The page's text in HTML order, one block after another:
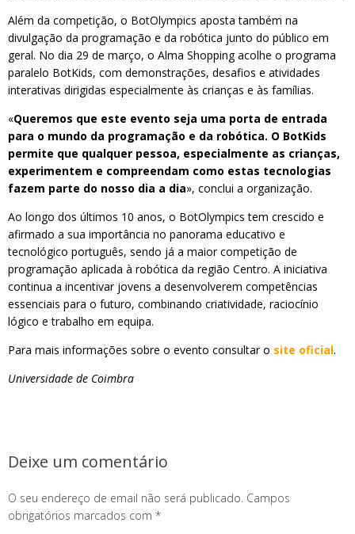
Além da competição, o BotOlympics aposta também na
divulgação da programação e da robótica junto do público em
geral. No dia 29 de março, o Alma Shopping acolhe o programa
paralelo BotKids, com demonstrações, desafios e atividades
interativas dirigidas especialmente às crianças e às famílias.
«Queremos que este evento seja uma porta de entrada
para o mundo da programação e da robótica. O BotKids
permite que qualquer pessoa, especialmente as crianças,
experimentem e compreendam como estas tecnologias
fazem parte do nosso dia a dia», conclui a organização.
Ao longo dos últimos 10 anos, o BotOlympics tem crescido e
afirmado a sua importância no panorama educativo e
tecnológico português, sendo já a maior competição de
programação aplicada à robótica da região Centro. A iniciativa
continua a incentivar jovens a desenvolverem competências
essenciais para o futuro, combinando criatividade, raciocínio
lógico e trabalho em equipa.
Para mais informações sobre o evento consultar o site oficial.
Universidade de Coimbra
Deixe um comentário
O seu endereço de email não será publicado. Campos
obrigatórios marcados com *